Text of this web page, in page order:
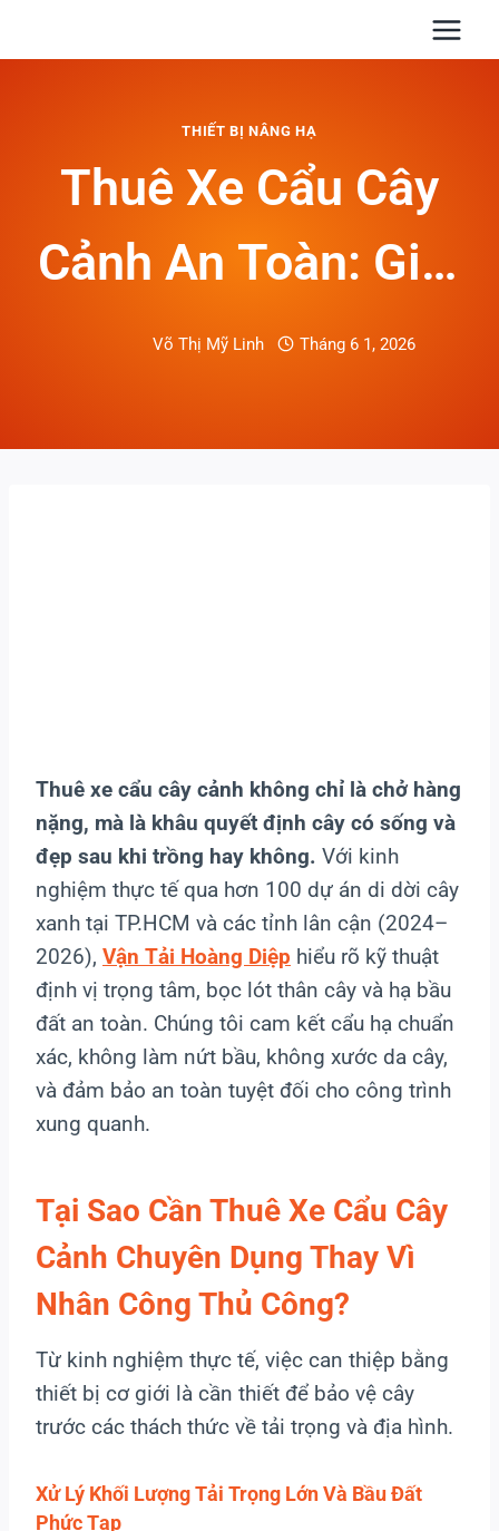
THIẾT BỊ NÂNG HẠ
Thuê Xe Cẩu Cây
Cảnh An Toàn: Giải
Pháp Bảo Vệ Cây
Võ Thị Mỹ Linh Tháng 6 1, 2026
Thuê xe cẩu cây cảnh không chỉ là chở hàng
nặng, mà là khâu quyết định cây có sống và
đẹp sau khi trồng hay không. Với kinh
nghiệm thực tế qua hơn 100 dự án di dời cây
xanh tại TP.HCM và các tỉnh lân cận (2024–
2026), Vận Tải Hoàng Diệp hiểu rõ kỹ thuật
định vị trọng tâm, bọc lót thân cây và hạ bầu
đất an toàn. Chúng tôi cam kết cẩu hạ chuẩn
xác, không làm nứt bầu, không xước da cây,
và đảm bảo an toàn tuyệt đối cho công trình
xung quanh.
Tại Sao Cần Thuê Xe Cẩu Cây
Cảnh Chuyên Dụng Thay Vì
Nhân Công Thủ Công?
Từ kinh nghiệm thực tế, việc can thiệp bằng
thiết bị cơ giới là cần thiết để bảo vệ cây
trước các thách thức về tải trọng và địa hình.
Xử Lý Khối Lượng Tải Trọng Lớn Và Bầu Đất
Phức Tạp